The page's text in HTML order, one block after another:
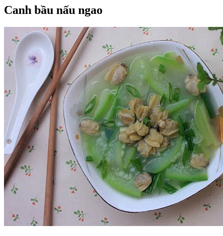
Canh bầu nấu ngao